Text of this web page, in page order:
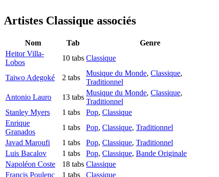
Artistes Classique associés
Nom Tab
Genre
Heitor Villa-
Lobos
10 tabs Classique
Taiwo Adegoké 2 tabs
Musique du Monde, Classique,
Traditionnel
Antonio Lauro
13 tabs
Musique du Monde, Classique,
Traditionnel
Stanley Myers
1 tabs Pop, Classique
Enrique
Granados
1 tabs Pop, Classique, Traditionnel
Javad Maroufi
1 tabs Pop, Classique, Traditionnel
Luis Bacalov
1 tabs Pop, Classique, Bande Originale
Napoléon Coste
18 tabs Classique
Francis Poulenc
1 tabs
Classique